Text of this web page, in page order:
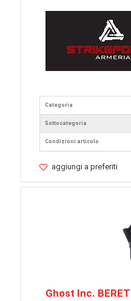
Categoria
Sottocategoria
Condizioni articolo
aggiungi a preferiti
Ghost Inc.